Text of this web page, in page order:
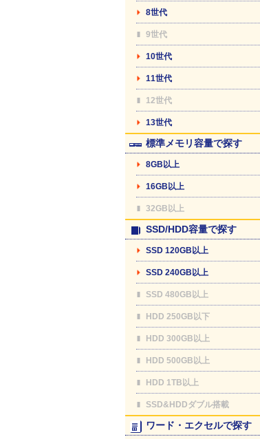
8世代
9世代
10世代
11世代
12世代
13世代
標準メモリ容量で探す
8GB以上
16GB以上
32GB以上
SSD/HDD容量で探す
SSD 120GB以上
SSD 240GB以上
SSD 480GB以上
HDD 250GB以下
HDD 300GB以上
HDD 500GB以上
HDD 1TB以上
SSD&HDDダブル搭載
ワード・エクセルで探す